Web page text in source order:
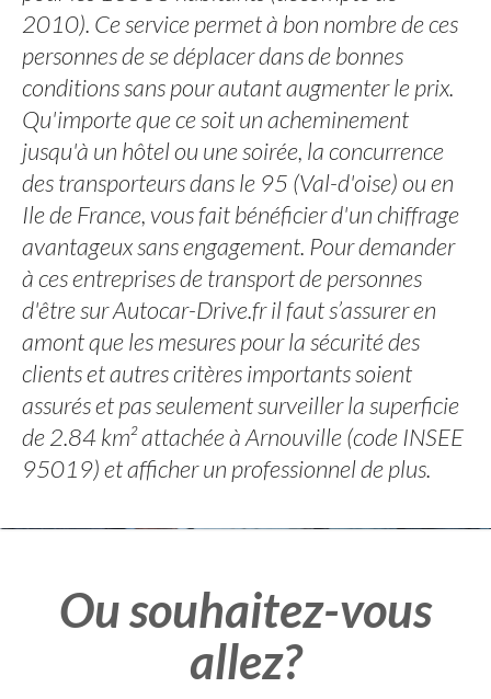
2010). Ce service permet à bon nombre de ces
personnes de se déplacer dans de bonnes
conditions sans pour autant augmenter le prix.
Qu'importe que ce soit un acheminement
jusqu'à un hôtel ou une soirée, la concurrence
des transporteurs dans le 95 (Val-d'oise) ou en
Ile de France, vous fait bénéficier d'un chiffrage
avantageux sans engagement. Pour demander
à ces entreprises de transport de personnes
d'être sur Autocar-Drive.fr il faut s’assurer en
amont que les mesures pour la sécurité des
clients et autres critères importants soient
assurés et pas seulement surveiller la superficie
de 2.84 km² attachée à Arnouville (code INSEE
95019) et afficher un professionnel de plus.
Ou souhaitez-vous
allez?